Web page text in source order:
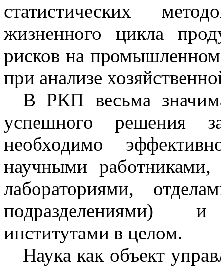
статистических
жизненного цикла
рисков на
при анализе
В РКП весьма
успешного решения
необходимо
научными
лабораториями,
подразделениями) и
институтами в целом.
Наука как объект